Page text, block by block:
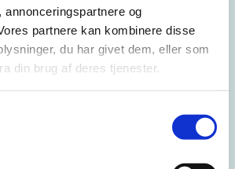
annonceringspartnere og
partnere kan kombinere disse
du har givet dem, eller som
din brug af deres tjenester.
nadveren rituelt?
er sker en gentagelse, som man tillægger en
Og ritualer kan bære på en
trin i nadverliturgien? Hvor er man